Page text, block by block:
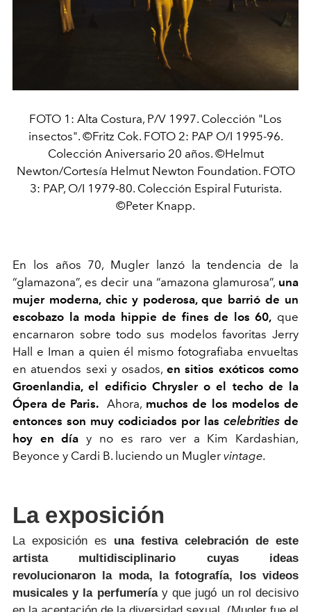
FOTO 1: Alta Costura, P/V 1997. Colección "Los
insectos". ©Fritz Cok. FOTO 2: PAP O/I 1995-96.
Colección Aniversario 20 años. ©Helmut
Newton/Cortesía Helmut Newton Foundation. FOTO
3: PAP, O/I 1979-80. Colección Espiral Futurista.
©Peter Knapp.
En los años 70, Mugler lanzó la tendencia de la
“glamazona”, es decir una “amazona glamurosa”, una
mujer moderna, chic y poderosa, que barrió de un
escobazo la moda hippie de fines de los 60, que
encarnaron sobre todo sus modelos favoritas Jerry
Hall e Iman a quien él mismo fotografiaba envueltas
en atuendos sexi y osados, en sitios exóticos como
Groenlandia, el edificio Chrysler o el techo de la
Ópera de Paris. Ahora, muchos de los modelos de
entonces son muy codiciados por las celebrities de
hoy en día y no es raro ver a Kim Kardashian,
Beyonce y Cardi B. luciendo un Mugler vintage.
La exposición
La exposición es una festiva celebración de este
artista multidisciplinario cuyas ideas
revolucionaron la moda, la fotografía, los videos
musicales y la perfumeríay que jugó un rol decisivo